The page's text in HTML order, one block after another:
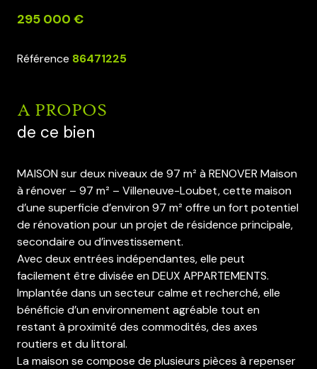
295 000 €
Référence 86471225
A PROPOS
de ce bien
MAISON sur deux niveaux de 97 m² à RENOVER Maison
à rénover – 97 m² – Villeneuve-Loubet, cette maison
d’une superficie d’environ 97 m² offre un fort potentiel
de rénovation pour un projet de résidence principale,
secondaire ou d’investissement.
Avec deux entrées indépendantes, elle peut
facilement être divisée en DEUX APPARTEMENTS.
Implantée dans un secteur calme et recherché, elle
bénéficie d’un environnement agréable tout en
restant à proximité des commodités, des axes
routiers et du littoral.
La maison se compose de plusieurs pièces à repenser